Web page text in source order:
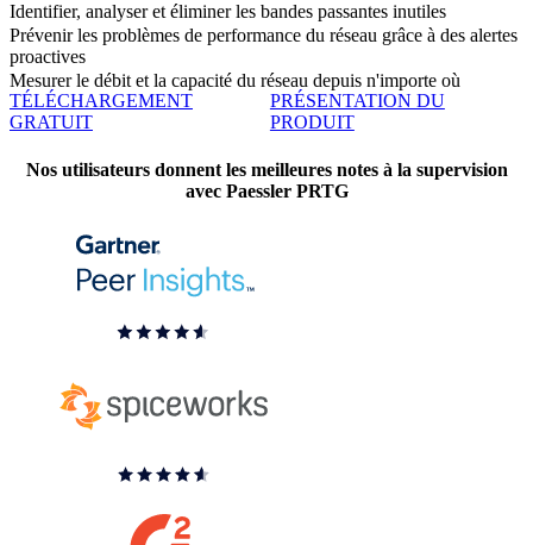
Identifier, analyser et éliminer les bandes passantes inutiles
Prévenir les problèmes de performance du réseau grâce à des alertes
proactives
Mesurer le débit et la capacité du réseau depuis n'importe où
TÉLÉCHARGEMENT
GRATUIT
PRÉSENTATION DU
PRODUIT
Nos utilisateurs donnent les meilleures notes à la supervision
avec Paessler PRTG